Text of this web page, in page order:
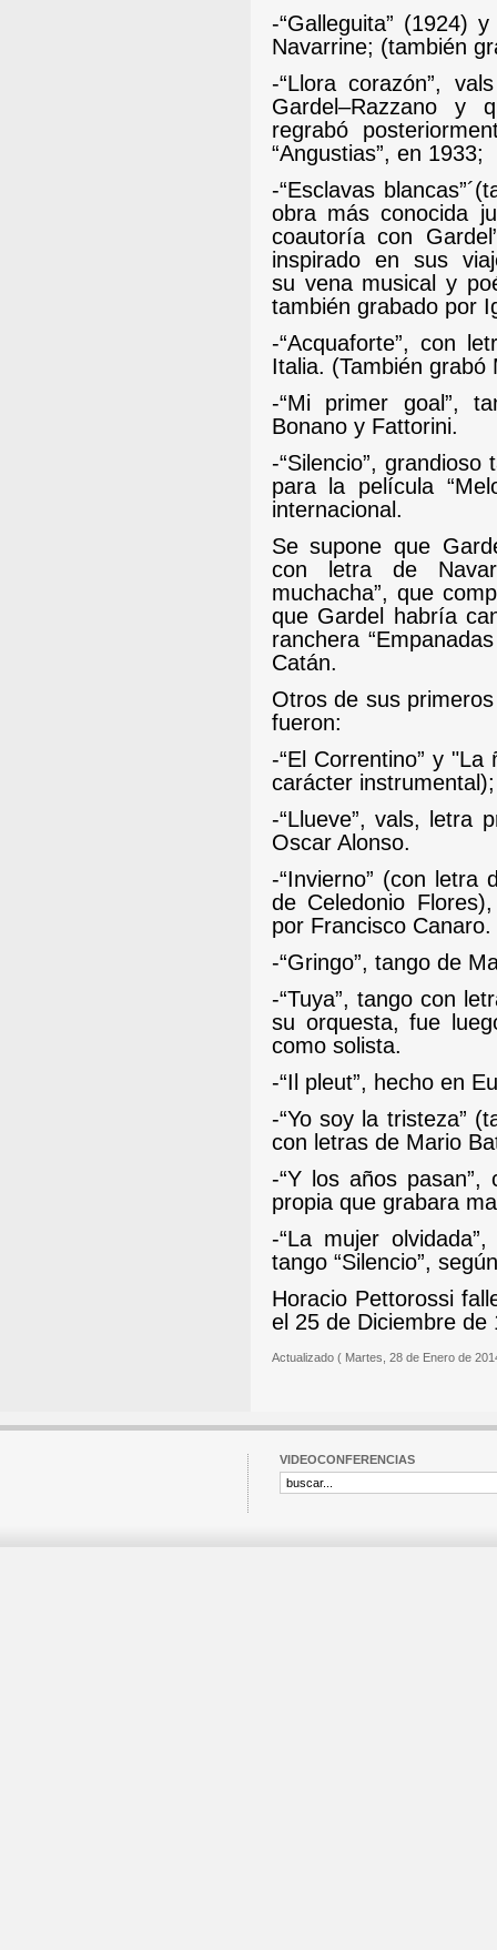
-“Galleguita” (1924)
Navarrine; (también
-“Llora corazón”,
Gardel–Razzano
regrabó
“Angustias”, en 1933;
-“Esclavas
obra más conocida
coautoría con
inspirado en sus
su vena musical y
también grabado por
-“Acquaforte”, con
Italia. (También grabó
-“Mi primer goal”,
Bonano y Fattorini.
-“Silencio”,
para la película
internacional.
Se supone que
con letra de
muchacha”, que
que Gardel habría
ranchera
Catán.
Otros de sus
fueron:
-“El Correntino” y
carácter instrumental);
-“Llueve”, vals, letra
Oscar Alonso.
-“Invierno” (con letra
de Celedonio
por Francisco Canaro.
-“Gringo”, tango de
-“Tuya”, tango con
su orquesta, fue
como solista.
-“Il pleut”, hecho en
-“Yo soy la tristeza”
con letras de Mario
-“Y los años
propia que grabara
-“La mujer
tango “Silencio”,
Horacio Pettorossi
el 25 de Diciembre de
Actualizado ( Martes, 28 de Enero de
VIDEOCONFERENCIAS